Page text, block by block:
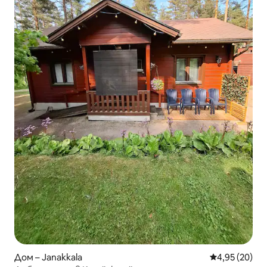
Дом – Janakkala Средна
4,95 (20)